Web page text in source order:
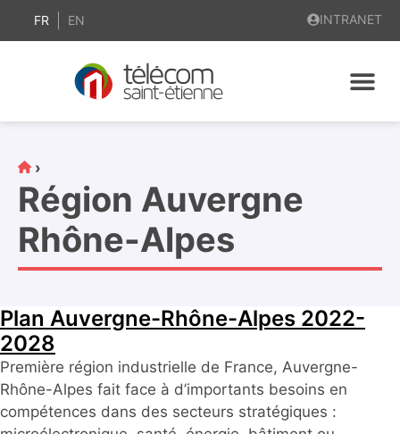
principal
FR EN INTRANET
›
Région Auvergne
Rhône-Alpes
Plan Auvergne-Rhône-Alpes 2022-
2028
Première région industrielle de France, Auvergne-
Rhône-Alpes fait face à d’importants besoins en
compétences dans des secteurs stratégiques :